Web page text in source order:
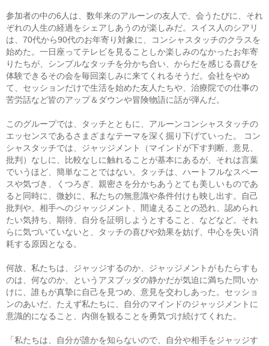
参加者の中の6人は、数年来のアルーンの友人で、会うたびに、それ
ぞれの人生の経過をシェアしあうのが楽しみだ。スイス人のシアリ
は、70代から90代のお年寄り対象に、コンシャスタッチのクラスを
始めた。一日座ってテレビを見ることしか楽しみのなかったお年寄
りたちが、シンプルなタッチを分かち合い、からだを感じる喜びを
体験できるその会を毎回楽しみに来てくれるそうだ。会社をやめ
て、セッションだけで生活を始めた友人たちや、治療院での仕事の
苦労話など皆のアップ＆ダウンや冒険物語に話が弾んだ。
このグループでは、タッチとともに、アルーンコンシャスタッチの
エッセンスであるさまざまなテーマを深く掘り下げていった。 コン
シャスタッチでは、ジャッジメント（マインドが下す判断、意見、
批判）なしに、比較なしに触れることが基本にあるが、それは言葉
でいうほど、簡単なことではない。タッチは、ハートフルなスペー
スや気づき、くつろぎ、親密さを分かちあうとても美しいものであ
ると同時に、微妙に、私たちの無意識や条件付けも映し出す。自己
批判や、相手へのジャッジメント、間違えることの恐れ、認められ
たい気持ち、期待、自分を証明しようとすること、などなど。それ
らに気づいていないと、タッチの喜びや効果を妨げ、中心を失い消
耗する原因となる。
何故、私たちは、ジャッジするのか、ジャッジメントがもたらすも
のは、何なのか、というアヌブッダの静かだが気迫に満ちた問いか
けに、誰もが真摯に自己を見つめ、意見を交わしあった。セッショ
ンのあいだ、たえず私たちに、自分のマインドのジャッジメントに
意識的になること、内側を観ることを勇気づけ続けてくれた。
「私たちは、自分が誰かを知らないので、自分や相手をジャッジす